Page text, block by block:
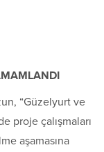
“Güzelyurt ve
proje çalışmaları
aşamasına